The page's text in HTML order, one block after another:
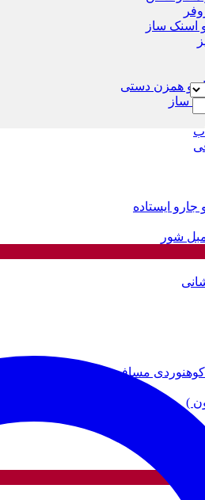
اسنک ساز
و همزن دستی
ساز
ایستاده
شور
مسافرتی
)